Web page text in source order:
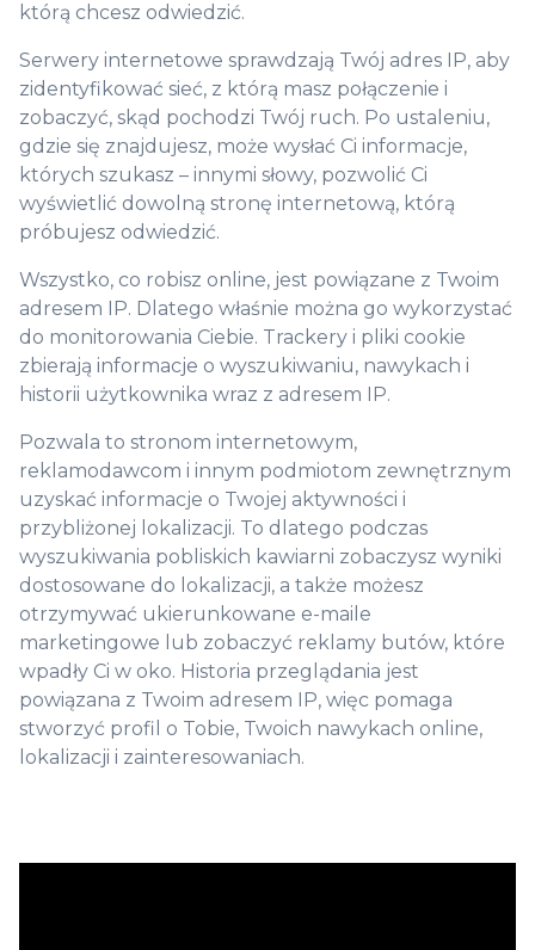
którą chcesz odwiedzić.
Serwery internetowe sprawdzają Twój adres IP, aby
zidentyfikować sieć, z którą masz połączenie i
zobaczyć, skąd pochodzi Twój ruch. Po ustaleniu,
gdzie się znajdujesz, może wysłać Ci informacje,
których szukasz – innymi słowy, pozwolić Ci
wyświetlić dowolną stronę internetową, którą
próbujesz odwiedzić.
Wszystko, co robisz online, jest powiązane z Twoim
adresem IP. Dlatego właśnie można go wykorzystać
do monitorowania Ciebie. Trackery i pliki cookie
zbierają informacje o wyszukiwaniu, nawykach i
historii użytkownika wraz z adresem IP.
Pozwala to stronom internetowym,
reklamodawcom i innym podmiotom zewnętrznym
uzyskać informacje o Twojej aktywności i
przybliżonej lokalizacji. To dlatego podczas
wyszukiwania pobliskich kawiarni zobaczysz wyniki
dostosowane do lokalizacji, a także możesz
otrzymywać ukierunkowane e-maile
marketingowe lub zobaczyć reklamy butów, które
wpadły Ci w oko. Historia przeglądania jest
powiązana z Twoim adresem IP, więc pomaga
stworzyć profil o Tobie, Twoich nawykach online,
lokalizacji i zainteresowaniach.